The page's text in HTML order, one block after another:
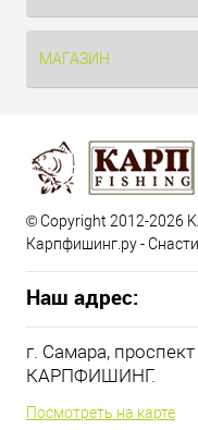
МАГАЗИН
© Copyright 2012-2026
Карпфишинг.ру -
Наш адрес:
г. Самара,
КАРПФИШИНГ.
Посмотреть на карте